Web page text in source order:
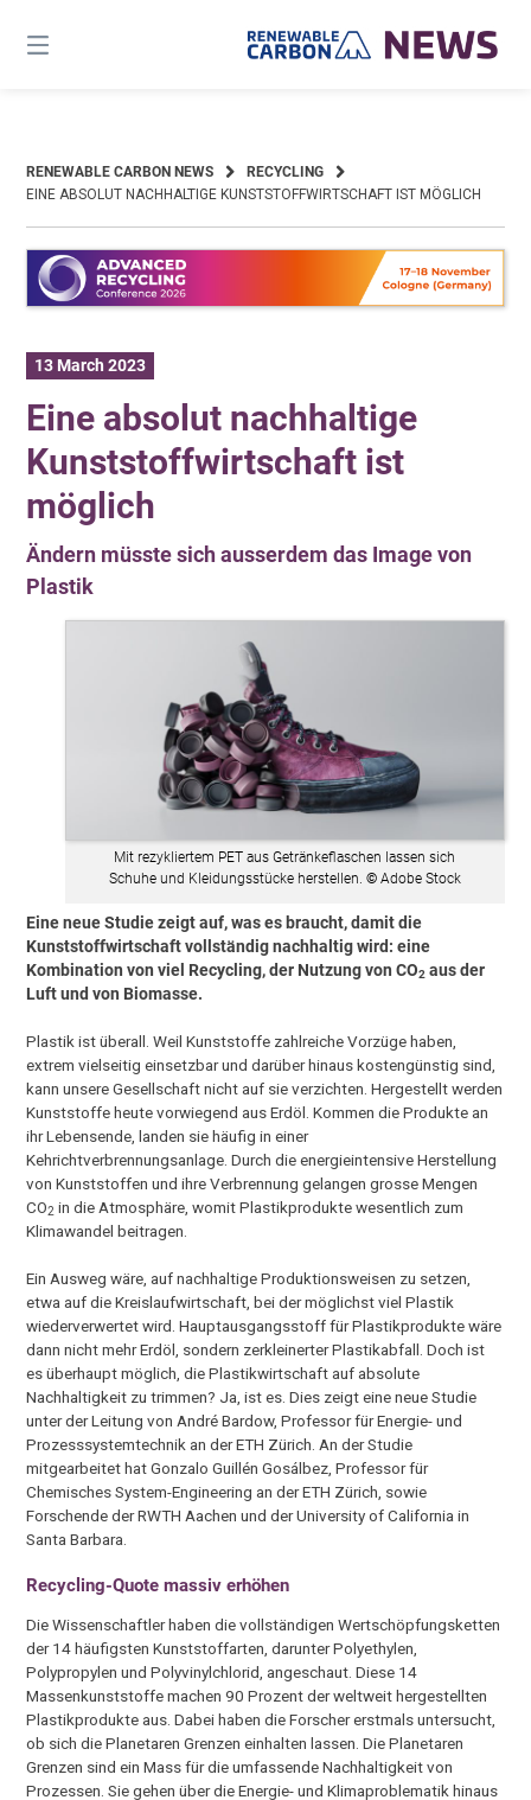
content
RENEWABLE CARBON NEWS
RECYCLING
EINE ABSOLUT NACHHALTIGE KUNSTSTOFFWIRTSCHAFT IST MÖGLICH
13 March 2023
Eine absolut nachhaltige
Kunststoffwirtschaft ist
möglich
Ändern müsste sich ausserdem das Image von
Plastik
Mit rezykliertem PET aus Getränkeflaschen lassen sich
Schuhe und Kleidungsstücke herstellen. ©Adobe Stock
Eine neue Studie zeigt auf, was es braucht, damit die
Kunststoffwirtschaft vollständig nachhaltig wird: eine
Kombination von viel Recycling, der Nutzung von CO2 aus der
Luft und von Biomasse.
Plastik ist überall. Weil Kunststoffe zahlreiche Vorzüge haben,
extrem vielseitig einsetzbar und darüber hinaus kostengünstig sind,
kann unsere Gesellschaft nicht auf sie verzichten. Hergestellt werden
Kunststoffe heute vorwiegend aus Erdöl. Kommen die Produkte an
ihr Lebensende, landen sie häufig in einer
Kehrichtverbrennungsanlage. Durch die energieintensive Herstellung
von Kunststoffen und ihre Verbrennung gelangen grosse Mengen
CO2 in die Atmosphäre, womit Plastikprodukte wesentlich zum
Klimawandel beitragen.
Ein Ausweg wäre, auf nachhaltige Produktionsweisen zu setzen,
etwa auf die Kreislaufwirtschaft, bei der möglichst viel Plastik
wiederverwertet wird. Hauptausgangsstoff für Plastikprodukte wäre
dann nicht mehr Erdöl, sondern zerkleinerter Plastikabfall. Doch ist
es überhaupt möglich, die Plastikwirtschaft auf absolute
Nachhaltigkeit zu trimmen? Ja, ist es. Dies zeigt eine neue Studie
unter der Leitung von André Bardow, Professor für Energie-​ und
Prozesssystemtechnik an der ETH Zürich. An der Studie
mitgearbeitet hat Gonzalo Guillén Gosálbez, Professor für
Chemisches System-​Engineering an der ETH Zürich, sowie
Forschende der RWTH Aachen und der University of California in
Santa Barbara.
Recycling-​Quote massiv erhöhen
Die Wissenschaftler haben die vollständigen Wertschöpfungsketten
der 14 häufigsten Kunststoffarten, darunter Polyethylen,
Polypropylen und Polyvinylchlorid, angeschaut. Diese 14
Massenkunststoffe machen 90 Prozent der weltweit hergestellten
Plastikprodukte aus. Dabei haben die Forscher erstmals untersucht,
ob sich die Planetaren Grenzen einhalten lassen. Die Planetaren
Grenzen sind ein Mass für die umfassende Nachhaltigkeit von
Prozessen. Sie gehen über die Energie-​ und Klimaproblematik hinaus